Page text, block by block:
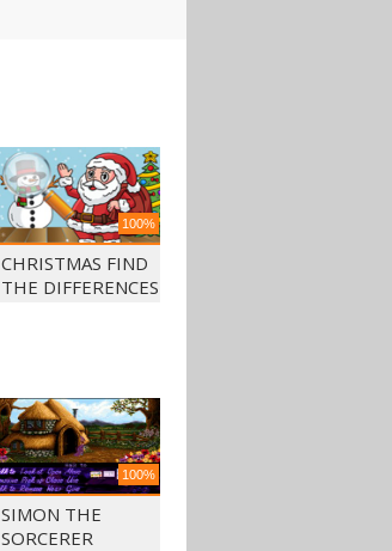
100%
CHRISTMAS FIND
THE DIFFERENCES
100%
SIMON THE
SORCERER